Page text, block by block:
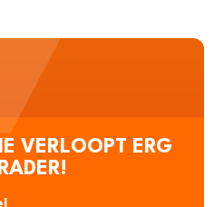
VERLOOPT ERG